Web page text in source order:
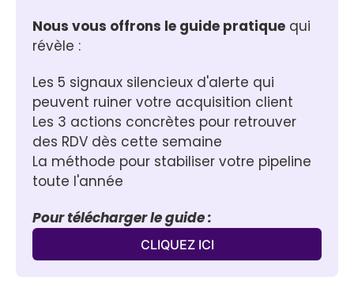
Nous vous offrons le guide pratique qui
révèle :
Les 5 signaux silencieux d'alerte qui
peuvent ruiner votre acquisition client
Les 3 actions concrètes pour retrouver
des RDV dès cette semaine
La méthode pour stabiliser votre pipeline
toute l'année
Pour télécharger le guide :
CLIQUEZ ICI